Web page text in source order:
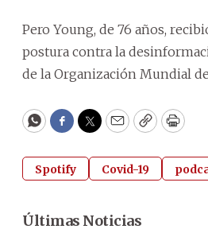
Pero Young, de 76 años,
postura contra la
de la Organización Mundial
WhatsApp
Facebook
Twitter
EmailCopyPrint
Spotify Covid-19
Últimas Noticias